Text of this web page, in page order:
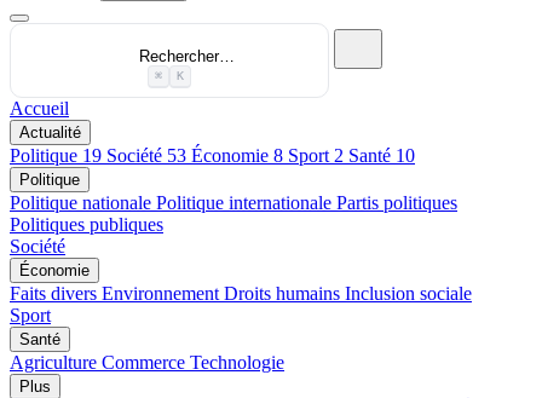
Rechercher…
⌘ K
Accueil
Actualité
Politique 19 Société 53 Économie 8 Sport 2 Santé 10
Politique
Politique nationale Politique internationale Partis politiques
Politiques publiques
Société
Économie
Faits divers Environnement Droits humains Inclusion sociale
Sport
Santé
Agriculture Commerce Technologie
Plus